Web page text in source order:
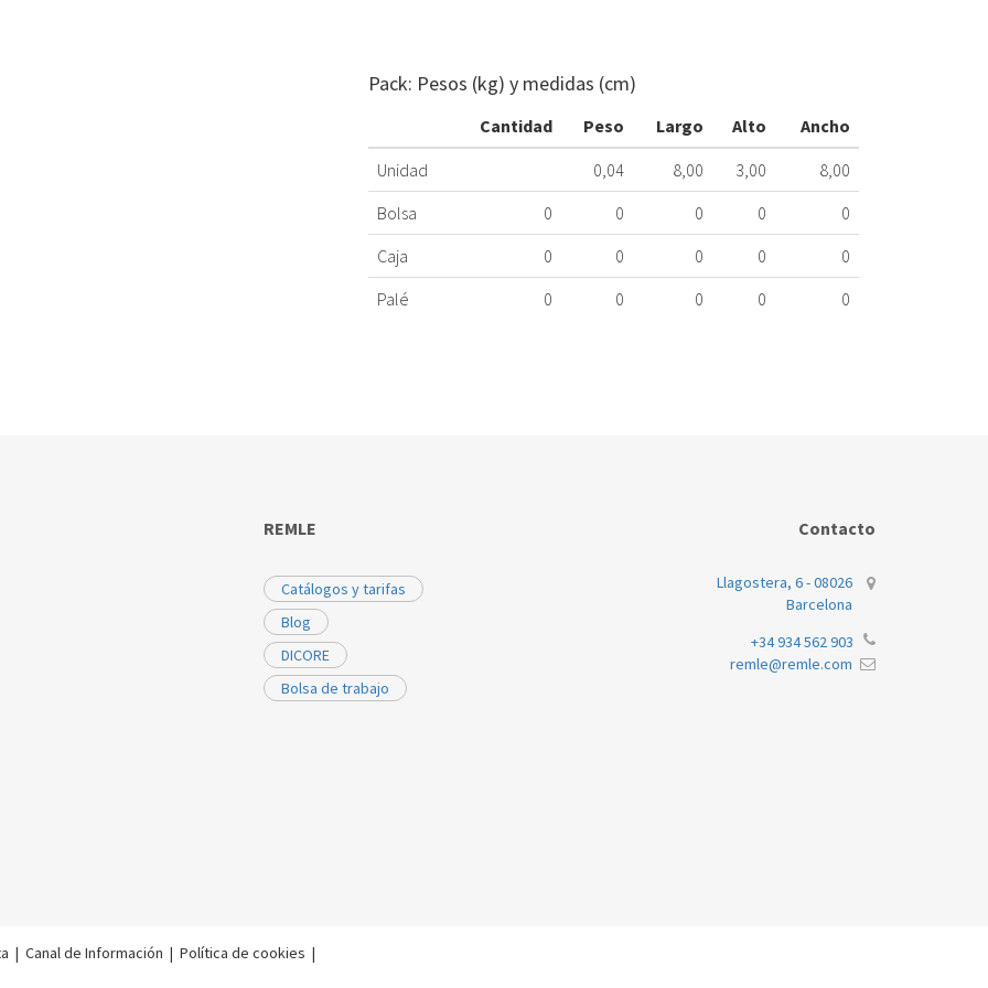
Pack: Pesos (kg) y medidas (cm)
Cantidad Peso Largo Alto
Ancho
Unidad
0,04 8,00 3,00
8,00
Bolsa
0 0 0 0
0
Caja
0 0 0 0
0
Palé
0 0 0 0 0
REMLE
Catálogos y tarifas
Blog
DICORE
Bolsa de trabajo
Contacto
Llagostera, 6 - 08026
Barcelona
+34 934 562 903
remle@remle.com
| Canal de Información | Política de cookies |